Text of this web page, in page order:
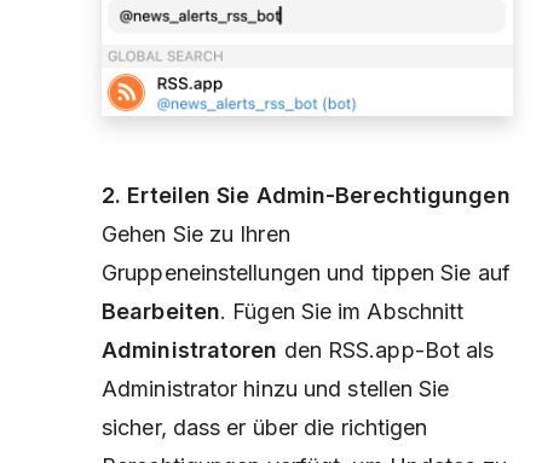
2. Erteilen Sie Admin-Berechtigungen
Gehen Sie zu Ihren
Gruppeneinstellungen und tippen Sie auf
Bearbeiten. Fügen Sie im Abschnitt
Administratoren den RSS.app-Bot als
Administrator hinzu und stellen Sie
sicher, dass er über die richtigen